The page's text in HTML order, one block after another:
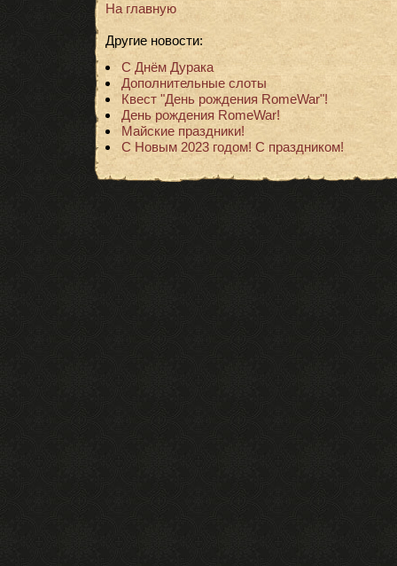
На главную
Другие новости:
С Днём Дурака
Дополнительные слоты
Квест "День рождения RomeWar"!
День рождения RomeWar!
Майские праздники!
С Новым 2023 годом! С праздником!